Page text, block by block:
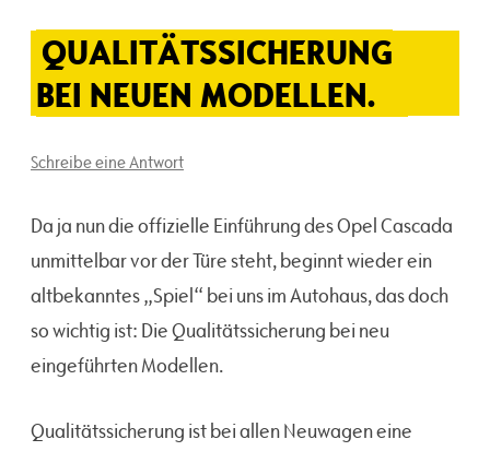
QUALITÄTSSICHERUNG
BEI NEUEN MODELLEN.
Schreibe eine Antwort
Da ja nun die offizielle Einführung des Opel Cascada
unmittelbar vor der Türe steht, beginnt wieder ein
altbekanntes „Spiel“ bei uns im Autohaus, das doch
so wichtig ist: Die Qualitätssicherung bei neu
eingeführten Modellen.
Qualitätssicherung ist bei allen Neuwagen eine